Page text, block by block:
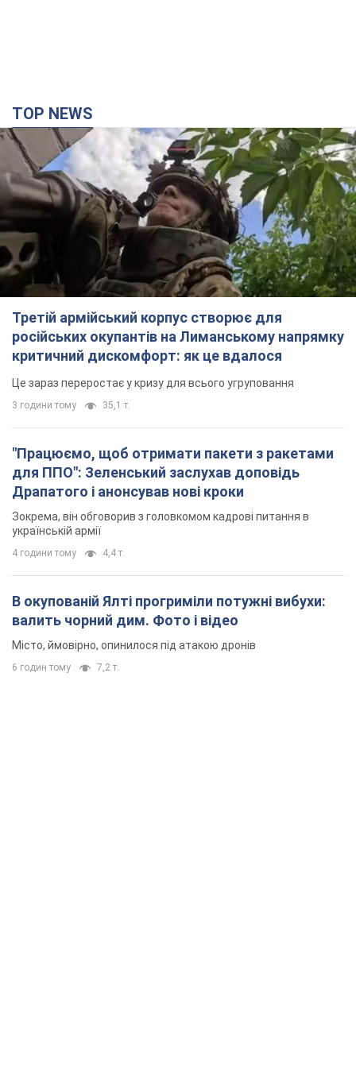
TOP NEWS
Третій армійський корпус створює для
російських окупантів на Лиманському напрямку
критичний дискомфорт: як це вдалося
Це зараз переростає у кризу для всього угруповання
3 години тому 35,1 т.
"Працюємо, щоб отримати пакети з ракетами
для ППО": Зеленський заслухав доповідь
Драпатого і анонсував нові кроки
Зокрема, він обговорив з головкомом кадрові питання в
українській армії
4 години тому 4,4 т.
В окупованій Ялті прогриміли потужні вибухи:
валить чорний дим. Фото і відео
Місто, ймовірно, опинилося під атакою дронів
6 годин тому 7,2 т.